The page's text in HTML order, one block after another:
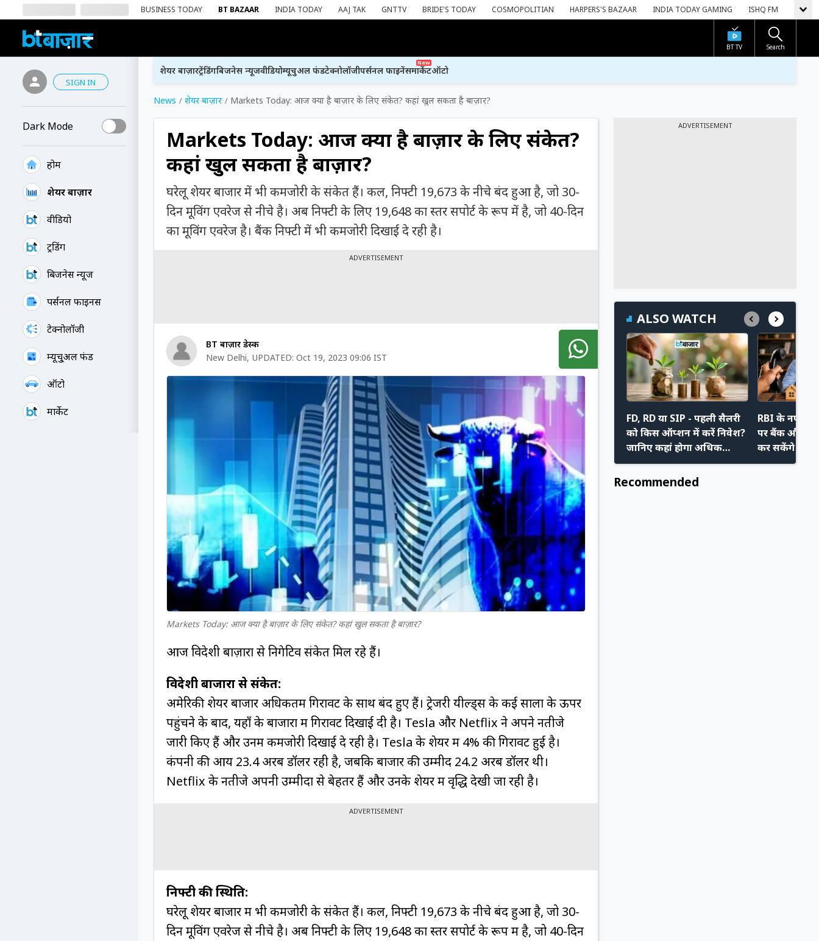
BUSINESS TODAY BT BAZAAR INDIA TODAY AAJ TAK GNTTV BRIDE'S TODAY COSMOPOLITIAN HARPERS'S BAZAAR INDIA TODAY GAMING ISHQ FM
BT TV Search
SIGN IN
Dark Mode
होम
शेयर बाज़ार
वीडियो
ट्रेंडिंग
बिजनेस न्यूज
पर्सनल फाइनेंस
टेक्नोलॉजी
म्यूचु्अल फंड
ऑटो
मार्केट
शेयर बाज़ारट्रेंडिंगबिजनेस न्यूजवीडियोम्यूचुअल फंडटेक्नोलॉजीपर्सनल फाइनेंस
New
मार्केटऑटो
News शेयर बाज़ार Markets Today: आज क्या है बाज़ार के लिए संकेत? कहां खुल सकता है बाज़ार?
Markets Today: आज क्या है बाज़ार के लिए संकेत?
कहां खुल सकता है बाज़ार?
घरेलू शेयर बाजार में भी कमजोरी के संकेत हैं। कल, निफ्टी 19,673 के नीचे बंद हुआ है, जो 30-
दिन मूविंग एवरेज से नीचे है। अब निफ्टी के लिए 19,648 का स्तर सपोर्ट के रूप में है, जो 40-दिन
का मूविंग एवरेज है। बैंक निफ्टी में भी कमजोरी दिखाई दे रही है।
ADVERTISEMENT
BT बाज़ार डेस्क
New Delhi, UPDATED: Oct 19, 2023 09:06 IST
Markets Today: आज क्या है बाज़ार के लिए संकेत? कहां खुल सकता है बाज़ार?
आज विदेशी बाज़ारों से निगेटिव संकेत मिल रहे हैं।
विदेशी बाजारों से संकेत:
अमेरिकी शेयर बाजार अधिकतम गिरावट के साथ बंद हुए हैं। ट्रेजरी यील्ड्स के कई सालों के ऊपर
पहुंचने के बाद, यहाँ के बाजारों में गिरावट दिखाई दी है। Tesla और Netflix ने अपने नतीजे
जारी किए हैं और उनमें कमजोरी दिखाई दे रही है। Tesla के शेयर में 4% की गिरावट हुई है।
कंपनी की आय 23.4 अरब डॉलर रही है, जबकि बाजार की उम्मीद 24.2 अरब डॉलर थी।
Netflix के नतीजे अपनी उम्मीदों से बेहतर हैं और उनके शेयर में वृद्धि देखी जा रही है।
ADVERTISEMENT
निफ्टी की स्थिति:
घरेलू शेयर बाजार में भी कमजोरी के संकेत हैं। कल, निफ्टी 19,673 के नीचे बंद हुआ है, जो 30-
दिन मूविंग एवरेज से नीचे है। अब निफ्टी के लिए 19,648 का स्तर सपोर्ट के रूप में है, जो 40-दिन
ADVERTISEMENT
ALSO WATCH
FD, RD या SIP - पहली सैलरी
को किस ऑप्शन में करें निवेश?
जानिए कहां होगा अधिक
फायदा
RBI के नए
पर बैंक और
कर सकेंगे
अपने नए
Recommended